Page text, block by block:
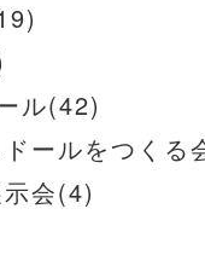
ル(42)
ールをつくる
示会(4)